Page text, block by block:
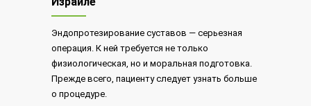
Эндопротезирование суставов — серьезная
операция. К ней требуется не только
физиологическая, но и моральная подготовка.
Прежде всего, пациенту следует узнать больше
о процедуре.